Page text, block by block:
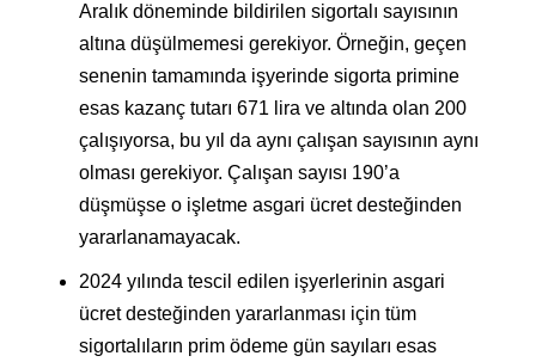
Aralık döneminde bildirilen sigortalı sayısının
altına düşülmemesi gerekiyor. Örneğin, geçen
senenin tamamında işyerinde sigorta primine
esas kazanç tutarı 671 lira ve altında olan 200
çalışıyorsa, bu yıl da aynı çalışan sayısının aynı
olması gerekiyor. Çalışan sayısı 190’a
düşmüşse o işletme asgari ücret desteğinden
yararlanamayacak.
2024 yılında tescil edilen işyerlerinin asgari
ücret desteğinden yararlanması için tüm
sigortalıların prim ödeme gün sayıları esas